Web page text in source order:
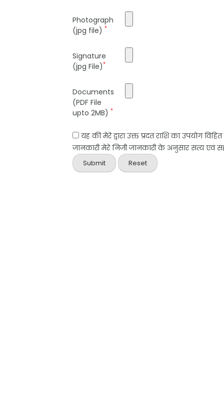
Photograph
(jpg file) *
Signature
(jpg File)*
Documents
(PDF File
upto 2MB) *
यह की मेरे द्वारा उक्त प्रदत राशि का उपयोग
जानकारी मेरे निजी जानकारी के अनुसार सत्य एवं